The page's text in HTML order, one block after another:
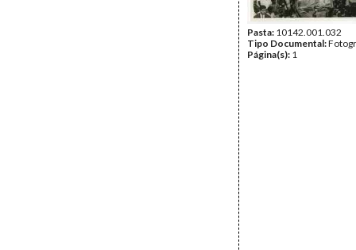
Pasta: 10142.001.032
Tipo Documental:
Página(s): 1